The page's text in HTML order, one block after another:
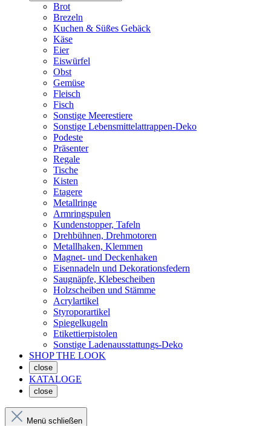
Brot
Brezeln
Kuchen & Süßes Gebäck
Käse
Eier
Eiswürfel
Obst
Gemüse
Fleisch
Fisch
Sonstige Meerestiere
Sonstige Lebensmittelattrappen-Deko
Podeste
Präsenter
Regale
Tische
Kisten
Etagere
Metallringe
Armringspulen
Kundenstopper, Tafeln
Drehbühnen, Drehmotoren
Metallhaken, Klemmen
Magnet- und Deckenhaken
Eisennadeln und Dekorationsfedern
Saugnäpfe, Klebescheiben
Holzscheiben und Stämme
Acrylartikel
Styroporartikel
Spiegelkugeln
Etikettierpistolen
Sonstige Ladenausstattungs-Deko
SHOP THE LOOK
close
KATALOGE
close
Menü schließen